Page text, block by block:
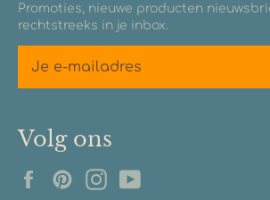
Promoties, nieuwe producten
rechtstreeks in je inbox.
Volg ons
FacebookPinterestInstagram